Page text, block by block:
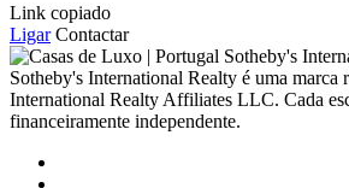
Link copiado
Ligar Contactar
Sotheby's International Realty é uma marca
International Realty Affiliates LLC. Cada
financeiramente independente.